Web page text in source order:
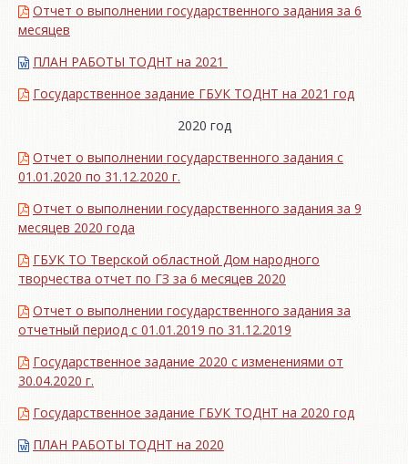
Отчет о выполнении государственного задания за 6
месяцев
ПЛАН РАБОТЫ ТОДНТ на 2021
Государственное задание ГБУК ТОДНТ на 2021 год
2020 год
Отчет о выполнении государственного задания с
01.01.2020 по 31.12.2020 г.
Отчет о выполнении государственного задания за 9
месяцев 2020 года
ГБУК ТО Тверской областной Дом народного
творчества отчет по ГЗ за 6 месяцев 2020
Отчет о выполнении государственного задания за
отчетный период с 01.01.2019 по 31.12.2019
Государственное задание 2020 с изменениями от
30.04.2020 г.
Государственное задание ГБУК ТОДНТ на 2020 год
ПЛАН РАБОТЫ ТОДНТ на 2020